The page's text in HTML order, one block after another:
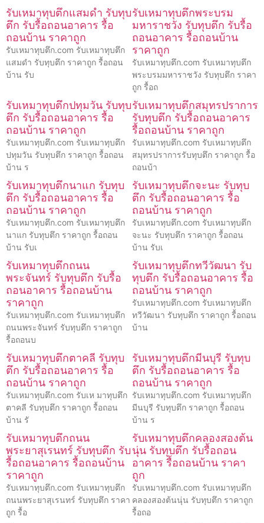
รับเหมาทุบตึกแสมดำ รับทุบ
ตึก รับรื้อถอนอาคาร รื้อ
ถอนบ้าน ราคาถูก
รับเหมาทุบตึก.com รับเหมาทุบตึก
แสมดำ รับทุบตึก ราคาถูก รื้อถอน
บ้าน รับ
รับเหมาทุบตึกพระบรม
มหาราชวัง รับทุบตึก รับรื้อ
ถอนอาคาร รื้อถอนบ้าน
ราคาถูก
รับเหมาทุบตึก.com รับเหมาทุบตึก
พระบรมมหาราชวัง รับทุบตึก ราคา
ถูก รื้อถ
รับเหมาทุบตึกปทุมวัน รับทุบ
ตึก รับรื้อถอนอาคาร รื้อ
ถอนบ้าน ราคาถูก
รับเหมาทุบตึก.com รับเหมาทุบตึก
ปทุมวัน รับทุบตึก ราคาถูก รื้อถอน
บ้าน ร
รับเหมาทุบตึกสมุทรปราการ
รับทุบตึก รับรื้อถอนอาคาร
รื้อถอนบ้าน ราคาถูก
รับเหมาทุบตึก.com รับเหมาทุบตึก
สมุทรปราการรับทุบตึก ราคาถูก รื้อ
ถอนบ้า
รับเหมาทุบตึกนาแก รับทุบ
ตึก รับรื้อถอนอาคาร รื้อ
ถอนบ้าน ราคาถูก
รับเหมาทุบตึก.com รับเหมาทุบตึก
นาแก รับทุบตึก ราคาถูก รื้อถอน
บ้าน รับเ
รับเหมาทุบตึกจะนะ รับทุบ
ตึก รับรื้อถอนอาคาร รื้อ
ถอนบ้าน ราคาถูก
รับเหมาทุบตึก.com รับเหมาทุบตึก
จะนะ รับทุบตึก ราคาถูก รื้อถอน
บ้าน รับเ
รับเหมาทุบตึกถนน
พระจันทร์ รับทุบตึก รับรื้อ
ถอนอาคาร รื้อถอนบ้าน
ราคาถูก
รับเหมาทุบตึก.com รับเหมาทุบตึก
ถนนพระจันทร์ รับทุบตึก ราคาถูก
รื้อถอนบ
รับเหมาทุบตึกทวีวัฒนา รับ
ทุบตึก รับรื้อถอนอาคาร รื้อ
ถอนบ้าน ราคาถูก
รับเหมาทุบตึก.com รับเหมาทุบตึก
ทวีวัฒนา รับทุบตึก ราคาถูก รื้อถอน
บ้าน
รับเหมาทุบตึกตาคลี รับทุบ
ตึก รับรื้อถอนอาคาร รื้อ
ถอนบ้าน ราคาถูก
รับเหมาทุบตึก.com รับเห มาทุบตึก
ตาคลี รับทุบตึก ราคาถูก รื้อถอน
บ้าน รั
รับเหมาทุบตึกมีนบุรี รับทุบ
ตึก รับรื้อถอนอาคาร รื้อ
ถอนบ้าน ราคาถูก
รับเหมาทุบตึก.com รับเหมาทุบตึก
มีนบุรี รับทุบตึก ราคาถูก รื้อถอน
บ้าน ร
รับเหมาทุบตึกถนน
พระยาสุเรนทร์ รับทุบตึก รับ
รื้อถอนอาคาร รื้อถอนบ้าน
ราคาถูก
รับเหมาทุบตึก.com รับเหมาทุบตึก
ถนนพระยาสุเรนทร์ รับทุบตึก ราคา
ถูก รื้อ
รับเหมาทุบตึกคลองสองต้น
นุ่น รับทุบตึก รับรื้อถอน
อาคาร รื้อถอนบ้าน ราคา
ถูก
รับเหมาทุบตึก.com รับเหมาทุบตึก
คลองสองต้นนุ่น รับทุบตึก ราคาถูก
รื้อถอ